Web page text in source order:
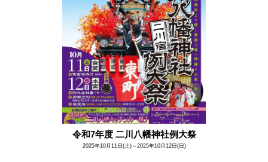
令和7年度 二川八幡神社例大祭
2025年10月11日(土)～2025年10月12日(日)